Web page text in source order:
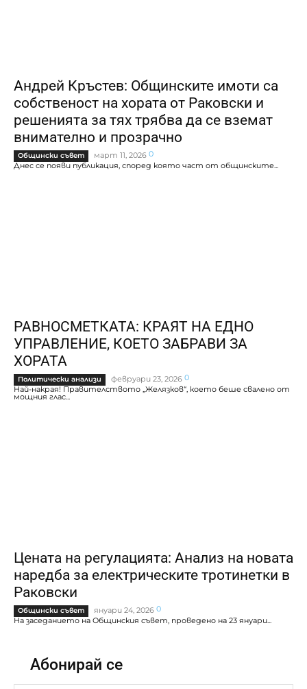
Андрей Кръстев: Общинските имоти са
собственост на хората от Раковски и
решенията за тях трябва да се вземат
внимателно и прозрачно
Общински съвет март 11, 2026 0
Днес се появи публикация, според която част от общинските...
РАВНОСМЕТКАТА: КРАЯТ НА ЕДНО
УПРАВЛЕНИЕ, КОЕТО ЗАБРАВИ ЗА
ХОРАТА
Политически анализи февруари 23, 2026 0
Най-накрая! Правителството „Желязков“, което беше свалено от
мощния глас...
Цената на регулацията: Анализ на новата
наредба за електрическите тротинетки в
Раковски
Общински съвет януари 24, 2026 0
На заседанието на Общинския съвет, проведено на 23 януари...
Абонирай се